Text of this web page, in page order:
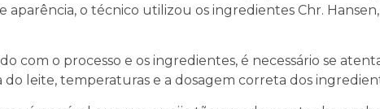
aparência, o técnico utilizou os ingredientes Chr.
o processo e os ingredientes, é necessário se
leite, temperaturas e a dosagem correta dos